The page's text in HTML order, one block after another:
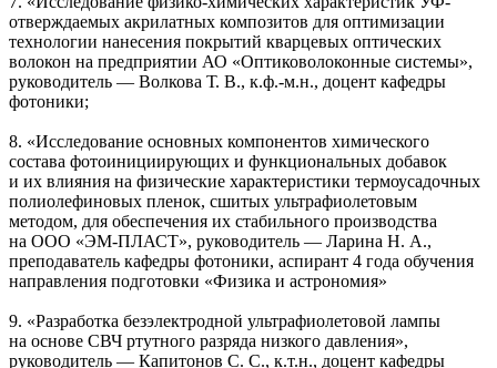
отверждаемых акрилатных композитов для оптимизации
технологии нанесения покрытий кварцевых оптических
волокон на предприятии АО «Оптиковолоконные системы»,
руководитель — Волкова Т. В., к.ф.-м.н., доцент кафедры
фотоники;
8. «Исследование основных компонентов химического
состава фотоинициирующих и функциональных добавок
и их влияния на физические характеристики термоусадочных
полиолефиновых пленок, сшитых ультрафиолетовым
методом, для обеспечения их стабильного производства
на ООО «ЭМ-ПЛАСТ», руководитель — Ларина Н. А.,
преподаватель кафедры фотоники, аспирант 4 года обучения
направления подготовки «Физика и астрономия»
9. «Разработка безэлектродной ультрафиолетовой лампы
на основе СВЧ ртутного разряда низкого давления»,
руководитель — Капитонов С. С., к.т.н., доцент кафедры